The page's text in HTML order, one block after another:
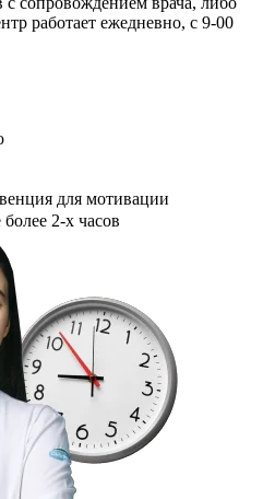
работает ежедневно, с 9-00
для мотивации
2-х часов